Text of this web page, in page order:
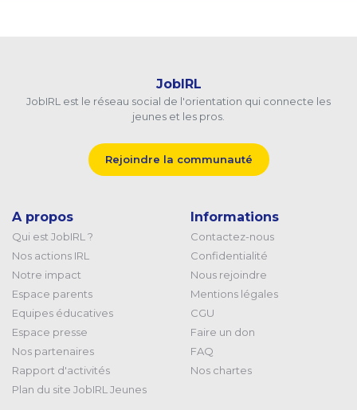
JobIRL
JobIRL est le réseau social de l'orientation qui connecte les
jeunes et les pros.
Rejoindre la communauté
A propos
Qui est JobIRL ?
Nos actions IRL
Notre impact
Espace parents
Equipes éducatives
Espace presse
Nos partenaires
Rapport d'activités
Plan du site JobIRL Jeunes
Informations
Contactez-nous
Confidentialité
Nous rejoindre
Mentions légales
CGU
Faire un don
FAQ
Nos chartes